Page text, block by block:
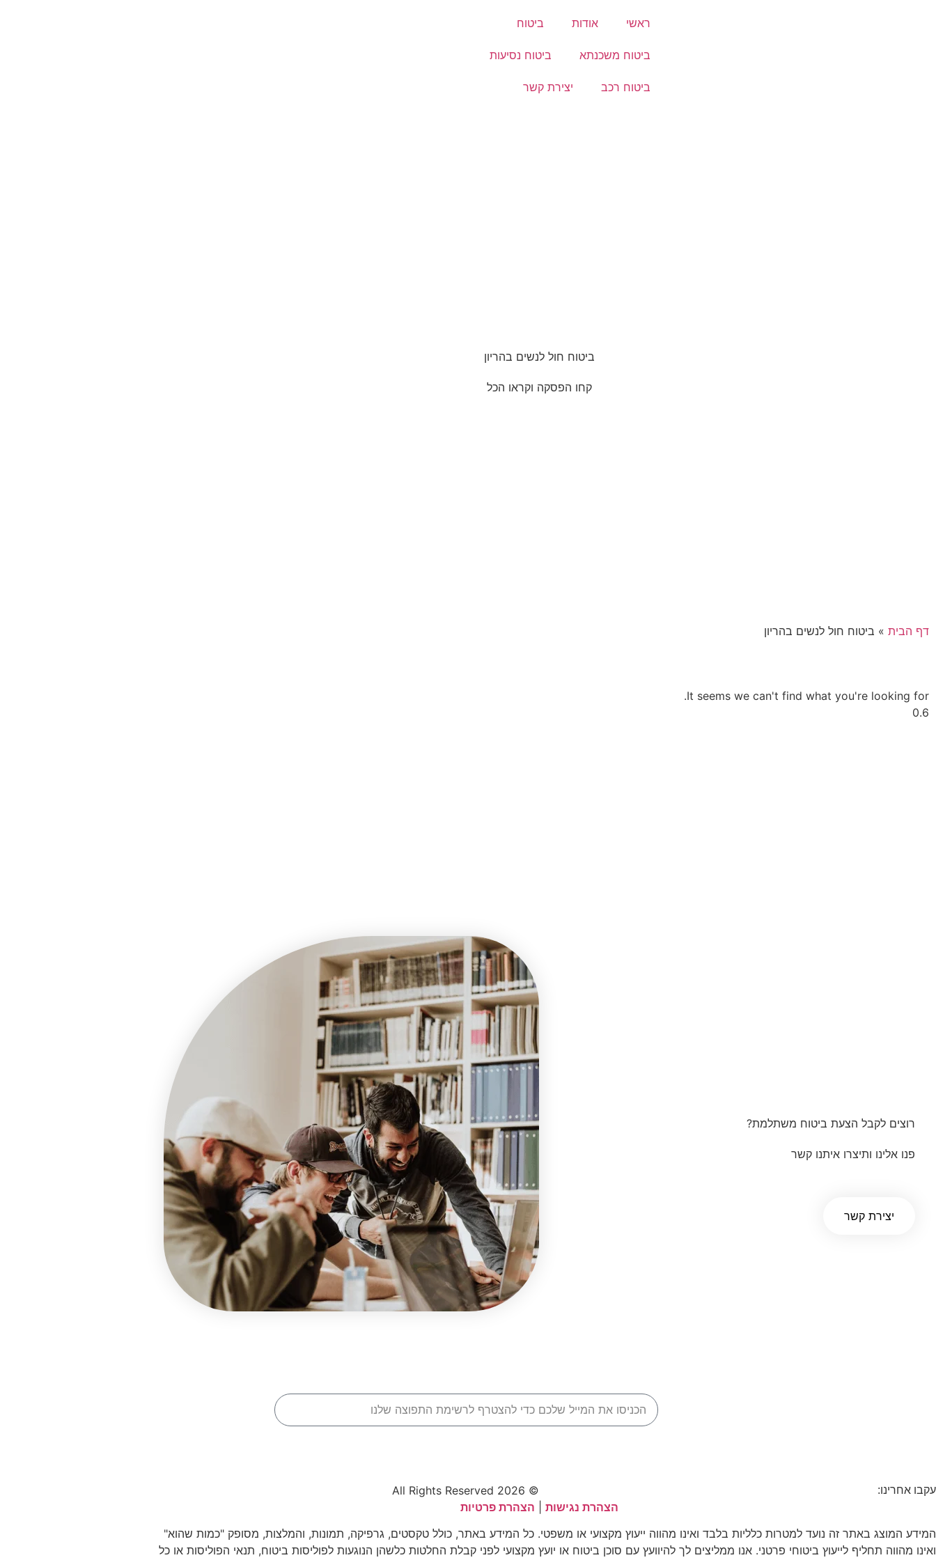
ראשי אודות ביטוח
ביטוח משכנתא ביטוח נסיעות
ביטוח רכב יצירת קשר
ביטוח חול לנשים בהריון
קחו הפסקה וקראו הכל
דף הבית » ביטוח חול לנשים בהריון
It seems we can't find what you're looking for.
רוצים לקבל הצעת ביטוח משתלמת?
פנו אלינו ותיצרו איתנו קשר
יצירת קשר
עקבו אחרינו:
© 2026 All Rights Reserved
הצהרת נגישות
הצהרת פרטיות
המידע המוצג באתר זה נועד למטרות כלליות בלבד ואינו מהווה ייעוץ מקצועי או משפטי. כל המידע באתר, כולל טקסטים, גרפיקה, תמונות, והמלצות, מסופק "כמות שהוא"
ואינו מהווה תחליף לייעוץ ביטוחי פרטני. אנו ממליצים לך להיוועץ עם סוכן ביטוח או יועץ מקצועי לפני קבלת החלטות כלשהן הנוגעות לפוליסות ביטוח, תנאי הפוליסות או כל